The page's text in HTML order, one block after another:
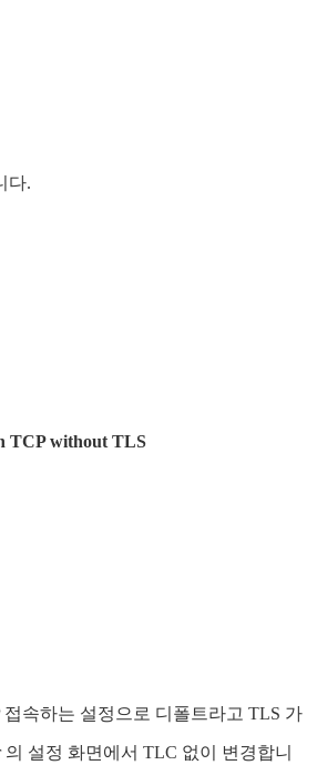
다.
TCP without TLS
접속하는 설정으로 디폴트라고 TLS 가
의 설정 화면에서 TLC 없이 변경합니